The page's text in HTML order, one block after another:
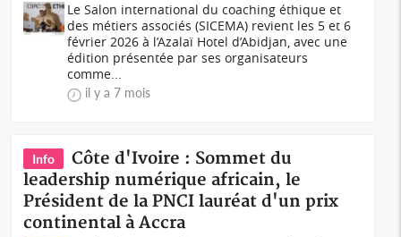
Le Salon international du coaching éthique et
des métiers associés (SICEMA) revient les 5 et 6
février 2026 à l’Azalaï Hotel d’Abidjan, avec une
édition présentée par ses organisateurs
comme...
il y a 7 mois
Info
Côte d'Ivoire : Sommet du
leadership numérique africain, le
Président de la PNCI lauréat d'un prix
continental à Accra